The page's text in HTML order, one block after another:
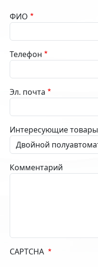
ФИО
Телефон
Эл. почта
Интересующие товары
Комментарий
CAPTCHA